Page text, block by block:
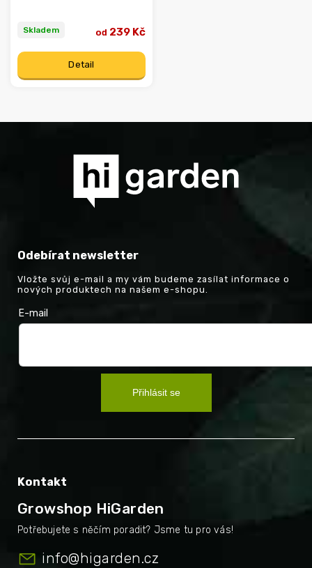
Skladem od 239 Kč
Detail
Odebírat newsletter
Vložte svůj e-mail a my vám budeme zasílat informace o
nových produktech na našem e-shopu.
E-mail
Přihlásit se
Kontakt
Growshop HiGarden
info@higarden.cz